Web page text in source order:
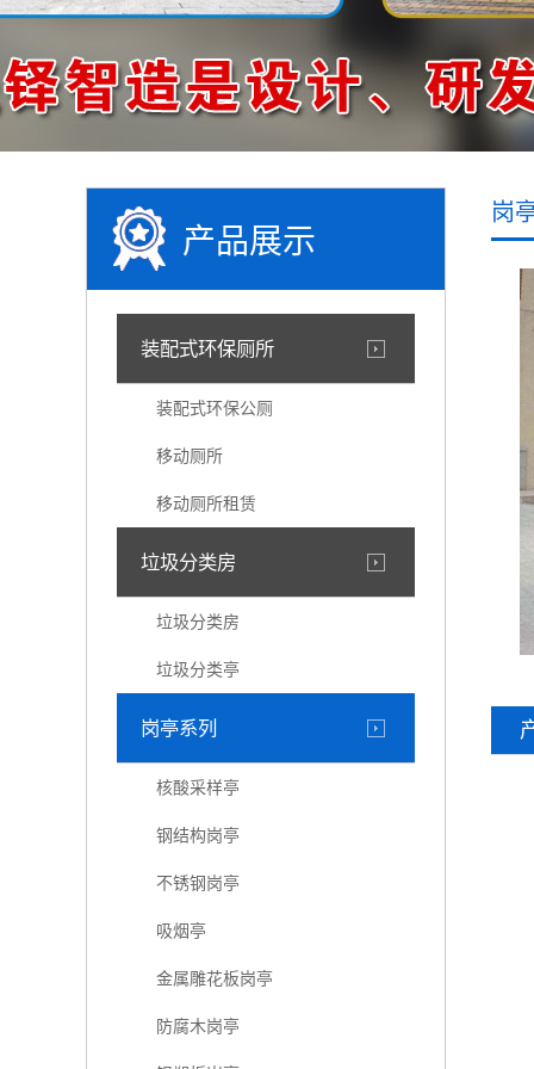
产品展示
装配式环保厕所
装配式环保公厕
移动厕所
移动厕所租赁
垃圾分类房
垃圾分类房
垃圾分类亭
岗亭系列
核酸采样亭
钢结构岗亭
不锈钢岗亭
吸烟亭
金属雕花板岗亭
防腐木岗亭
岗